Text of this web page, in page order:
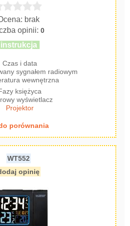
brak
opinii:0
instrukcja
Czas i data
sygnałem radiowym
wewnętrzna
księżyca
wyświetlacz
Projektor
porównania
WT552
opinię